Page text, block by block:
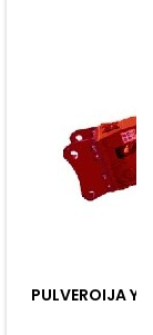
PULVEROIJA